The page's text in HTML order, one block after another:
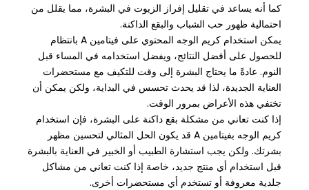
كما أنه يساعد في تقليل إفراز الزيوت في البشرة، مما يقلل من
احتمالية ظهور حب الشباب والبقع الداكنة.
يمكن استخدام كريم الوجه المحتوي على فيتامين A بانتظام
للحصول على أفضل النتائج، ويفضل استخدامه في المساء قبل
النوم. عادةً ما يحتاج البشرة إلى وقت للتكيف مع مستحضرات
العناية الجديدة، لذا قد يحدث تحسس في البداية، ولكن يمكن أن
تختفي هذه الأعراض بمرور الوقت.
إذا كنت تعاني من مشكلة بقع داكنة على البشرة، فإن استخدام
كريم الوجه بفيتامين A قد يكون الحل المثالي لتحسين مظهر
بشرتك. ولكن يجب استشارة الطبيب أو الخبير في العناية بالبشرة
قبل استخدام أي منتج جديد، خاصة إذا كنت تعاني من مشاكل
جلدية معروفة أو تستخدم أي مستحضرات أخرى.